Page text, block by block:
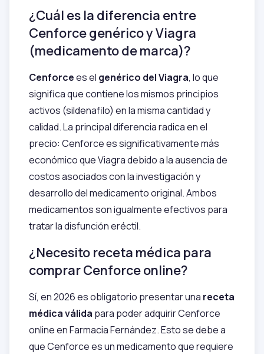
¿Cuál es la diferencia entre
Cenforce genérico y Viagra
(medicamento de marca)?
Cenforcees el genérico del Viagra, lo que
significa que contiene los mismos principios
activos (sildenafilo) en la misma cantidad y
calidad. La principal diferencia radica en el
precio: Cenforce es significativamente más
económico que Viagra debido a la ausencia de
costos asociados con la investigación y
desarrollo del medicamento original. Ambos
medicamentos son igualmente efectivos para
tratar la disfunción eréctil.
¿Necesito receta médica para
comprar Cenforce online?
Sí, en 2026 es obligatorio presentar una receta
médica válida para poder adquirir Cenforce
online en Farmacia Fernández. Esto se debe a
que Cenforce es un medicamento que requiere